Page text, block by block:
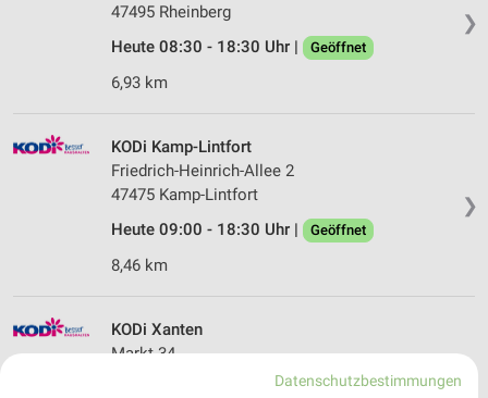
❯
47495 Rheinberg
Heute 08:30 - 18:30 Uhr |
Geöffnet
6,93 km
❯
KODi Kamp-Lintfort
Friedrich-Heinrich-Allee 2
47475 Kamp-Lintfort
Heute 09:00 - 18:30 Uhr |
Geöffnet
8,46 km
KODi Xanten
Markt 34
Datenschutzbestimmungen